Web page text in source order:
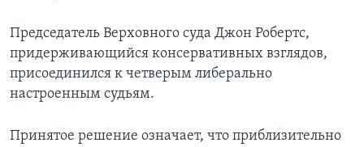
Председатель Верховного суда Джон Робертс,
придерживающийся консервативных взглядов,
присоединился к четверым либерально
настроенным судьям.
Принятое решение означает, что приблизительно